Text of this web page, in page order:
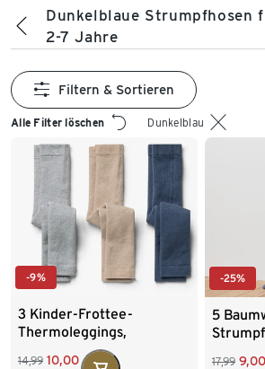
Dunkelblaue Strumpfhosen
2-7 Jahre
Alle Filter löschen Dunkelblau
Filtern & Sortieren
-9%
3 Kinder-Frottee-
Thermoleggings,
braun/grau/blau
14,99 10,00
-25%
5
17,99 9,00